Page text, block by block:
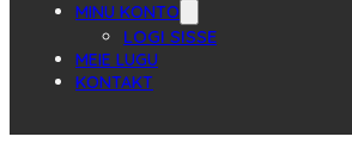
MINU KONTO
LOGI SISSE
MEIE LUGU
KONTAKT